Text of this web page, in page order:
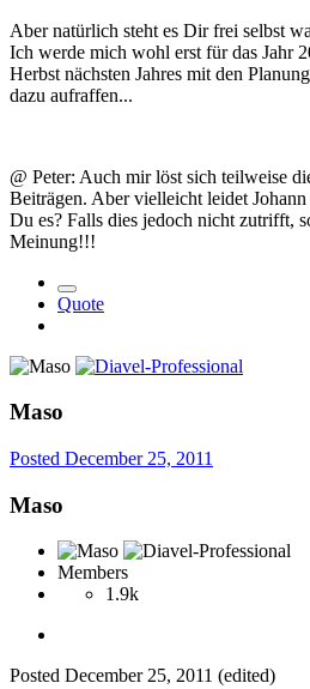
Aber natürlich steht es Dir frei selbst
Ich werde mich wohl erst für das Jahr
Herbst nächsten Jahres mit den
dazu aufraffen...
@ Peter: Auch mir löst sich teilweise
Beiträgen. Aber vielleicht leidet
Du es? Falls dies jedoch nicht zutrifft,
Meinung!!!
Quote
Maso
Posted December 25, 2011
Maso
Members
1.9k
Posted December 25, 2011 (edited)